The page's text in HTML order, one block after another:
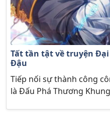
Tất tần tật về truyện Đại
Đậu
Tiếp nối sự thành công
là Đấu Phá Thương